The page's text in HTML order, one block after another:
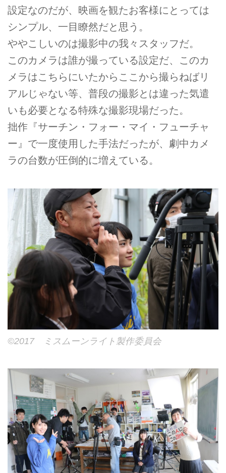
設定なのだが、映画を観たお客様にとっては
シンプル、一目瞭然だと思う。
ややこしいのは撮影中の我々スタッフだ。
このカメラは誰が撮っている設定だ、このカ
メラはこちらにいたからここから撮らねばリ
アルじゃない等、普段の撮影とは違った気遣
いも必要となる特殊な撮影現場だった。
拙作『サーチン・フォー・マイ・フューチャ
ー』で一度使用した手法だったが、劇中カメ
ラの台数が圧倒的に増えている。
©2017 ミスムーンライト製作委員会